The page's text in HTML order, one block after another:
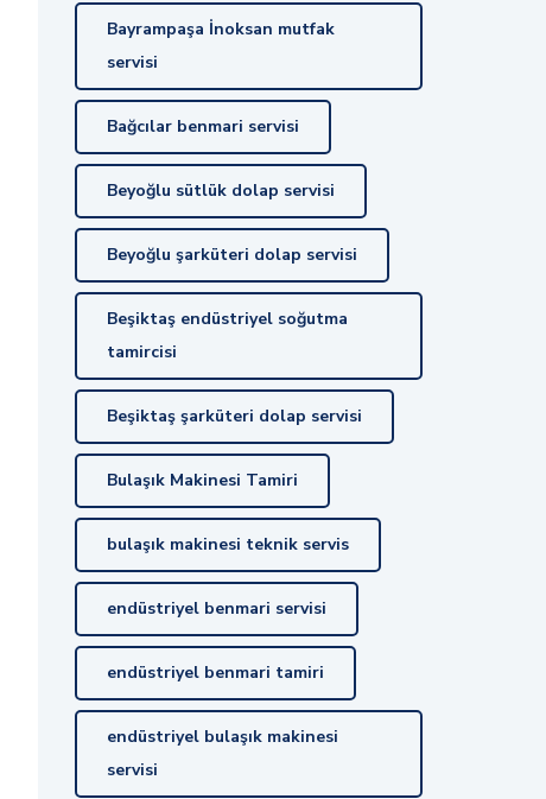
Bayrampaşa İnoksan mutfak
servisi
Bağcılar benmari servisi
Beyoğlu sütlük dolap servisi
Beyoğlu şarküteri dolap servisi
Beşiktaş endüstriyel soğutma
tamircisi
Beşiktaş şarküteri dolap servisi
Bulaşık Makinesi Tamiri
bulaşık makinesi teknik servis
endüstriyel benmari servisi
endüstriyel benmari tamiri
endüstriyel bulaşık makinesi
servisi